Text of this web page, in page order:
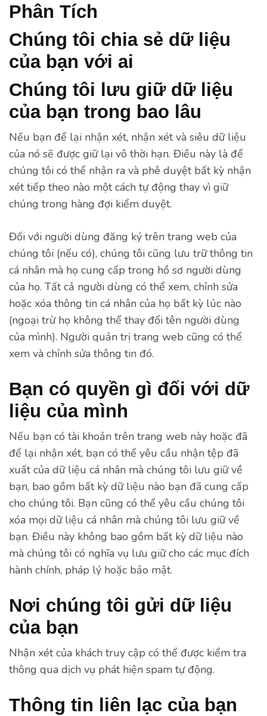
Phân Tích
Chúng tôi chia sẻ dữ liệu
của bạn với ai
Chúng tôi lưu giữ dữ liệu
của bạn trong bao lâu
Nếu bạn để lại nhận xét, nhận xét và siêu dữ liệu
của nó sẽ được giữ lại vô thời hạn. Điều này là để
chúng tôi có thể nhận ra và phê duyệt bất kỳ nhận
xét tiếp theo nào một cách tự động thay vì giữ
chúng trong hàng đợi kiểm duyệt.
Đối với người dùng đăng ký trên trang web của
chúng tôi (nếu có), chúng tôi cũng lưu trữ thông tin
cá nhân mà họ cung cấp trong hồ sơ người dùng
của họ. Tất cả người dùng có thể xem, chỉnh sửa
hoặc xóa thông tin cá nhân của họ bất kỳ lúc nào
(ngoại trừ họ không thể thay đổi tên người dùng
của mình). Người quản trị trang web cũng có thể
xem và chỉnh sửa thông tin đó.
Bạn có quyền gì đối với dữ
liệu của mình
Nếu bạn có tài khoản trên trang web này hoặc đã
để lại nhận xét, bạn có thể yêu cầu nhận tệp đã
xuất của dữ liệu cá nhân mà chúng tôi lưu giữ về
bạn, bao gồm bất kỳ dữ liệu nào bạn đã cung cấp
cho chúng tôi. Bạn cũng có thể yêu cầu chúng tôi
xóa mọi dữ liệu cá nhân mà chúng tôi lưu giữ về
bạn. Điều này không bao gồm bất kỳ dữ liệu nào
mà chúng tôi có nghĩa vụ lưu giữ cho các mục đích
hành chính, pháp lý hoặc bảo mật.
Nơi chúng tôi gửi dữ liệu
của bạn
Nhận xét của khách truy cập có thể được kiểm tra
thông qua dịch vụ phát hiện spam tự động.
Thông tin liên lạc của bạn